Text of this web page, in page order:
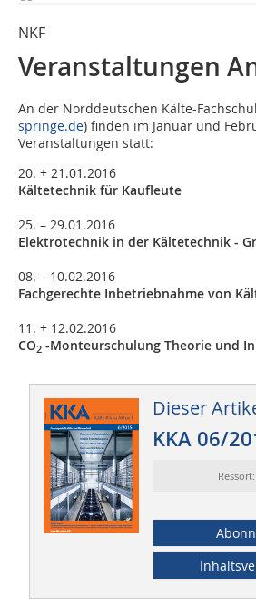
NKF
Veranstaltungen
An der Norddeutschen Kälte-
springe.de) finden im Januar und
Veranstaltungen statt:
20. + 21.01.2016
Kältetechnik für Kaufleute
25. – 29.01.2016
Elektrotechnik in der Kältetechnik -
08. – 10.02.2016
Fachgerechte Inbetriebnahme von
11. + 12.02.2016
CO2 -Monteurschulung Theorie und
Dieser
KKA 06/